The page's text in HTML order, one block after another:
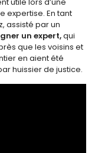
expertise. En tant
assisté par un
un expert,qui
que les voisins et
en aient été
huissier de justice.